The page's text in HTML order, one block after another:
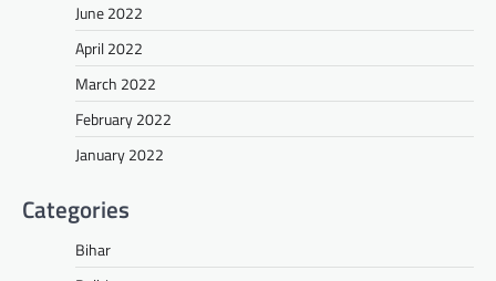
June 2022
April 2022
March 2022
February 2022
January 2022
Categories
Bihar